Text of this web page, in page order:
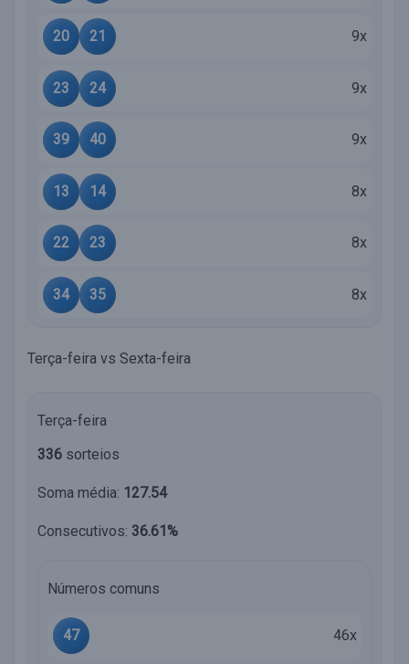
20 21 9x
23 24 9x
39 40 9x
13 14 8x
22 23 8x
34 35 8x
Terça-feira vs Sexta-feira
Terça-feira
336 sorteios
Soma média: 127.54
Consecutivos: 36.61%
Números comuns
47 46x